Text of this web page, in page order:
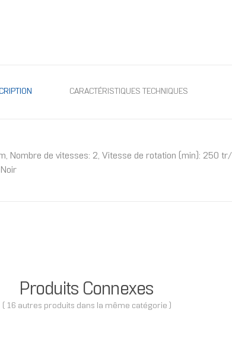
CARACTÉRISTIQUES TECHNIQUES
Nombre de vitesses: 2, Vitesse de rotation (min): 250
Produits Connexes
( 16 autres produits dans la même catégorie )